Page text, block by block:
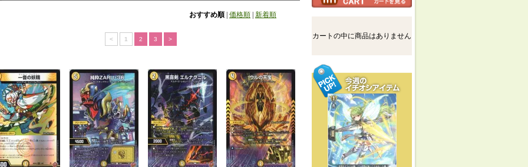
おすすめ順 価格順 新着順
< 1 2 3 > カートの中に商品はありません